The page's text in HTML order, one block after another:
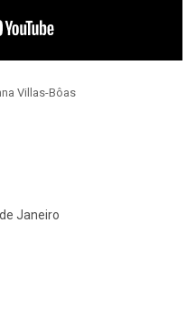
Villas-Bôas
Janeiro